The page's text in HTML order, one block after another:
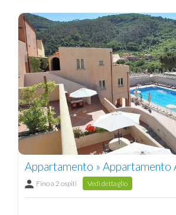
Appartamento » Appartamento
Fino a 2 ospiti Vedi dettaglio